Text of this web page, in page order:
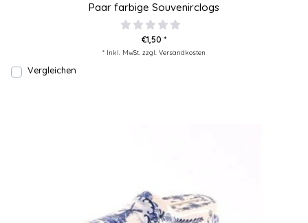
Paar farbige Souvenirclogs
€1,50 *
* Inkl. MwSt. zzgl. Versandkosten
Vergleichen